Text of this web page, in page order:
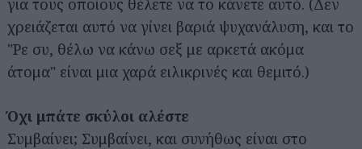
χρειάζεται αυτό να γίνει βαριά ψυχανάλυση, και το
"Ρε συ, θέλω να κάνω σεξ με αρκετά ακόμα
άτομα" είναι μια χαρά ειλικρινές και θεμιτό.)
Όχι μπάτε σκύλοι αλέστε
Συμβαίνει; Συμβαίνει, και συνήθως είναι στο